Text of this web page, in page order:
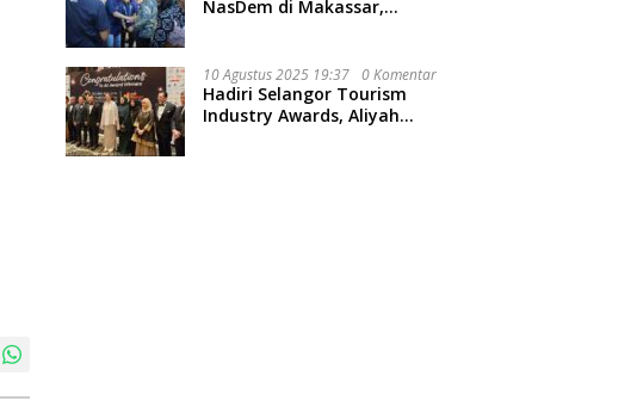
NasDem di Makassar,
10 Agustus 2025 19:37 0 Komentar
Hadiri Selangor Tourism
Industry Awards, Aliyah